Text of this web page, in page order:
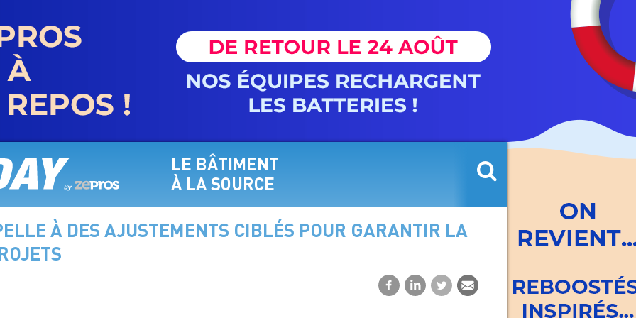
LE BÂTIMENT
À LA SOURCE
À DES AJUSTEMENTS CIBLÉS POUR GARANTIR LA